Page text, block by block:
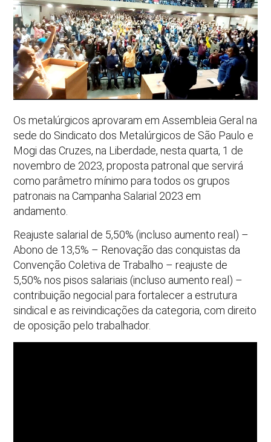
Os metalúrgicos aprovaram em Assembleia Geral na
sede do Sindicato dos Metalúrgicos de São Paulo e
Mogi das Cruzes, na Liberdade, nesta quarta, 1 de
novembro de 2023, proposta patronal que servirá
como parâmetro mínimo para todos os grupos
patronais na Campanha Salarial 2023 em
andamento.
Reajuste salarial de 5,50% (incluso aumento real) –
Abono de 13,5% – Renovação das conquistas da
Convenção Coletiva de Trabalho – reajuste de
5,50% nos pisos salariais (incluso aumento real) –
contribuição negocial para fortalecer a estrutura
sindical e as reivindicações da categoria, com direito
de oposição pelo trabalhador.